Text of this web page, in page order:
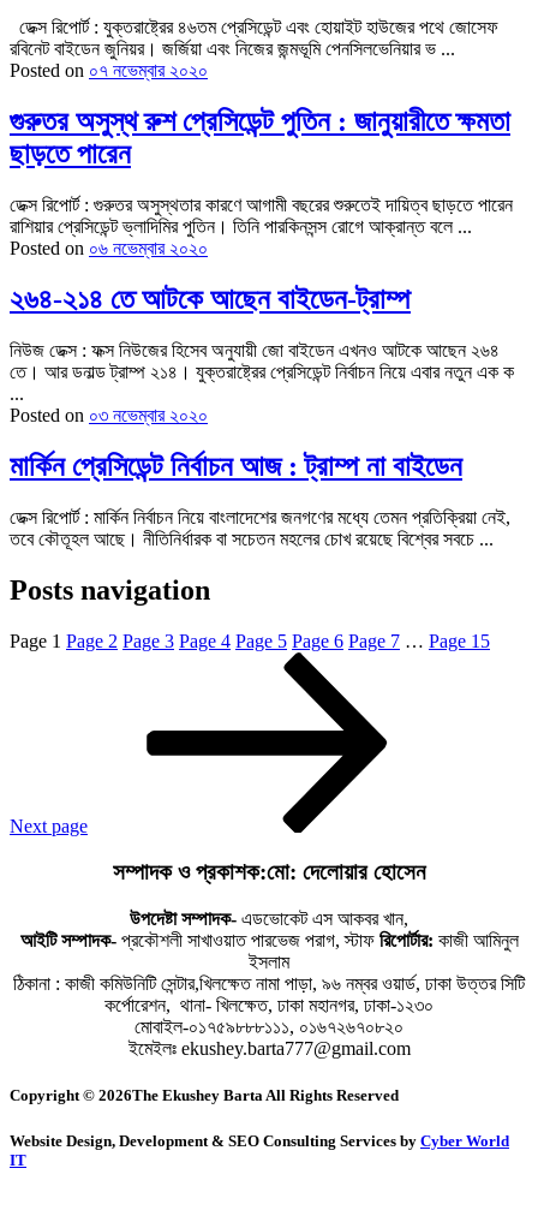
ডেক্স রিপোর্ট : যুক্তরাষ্ট্রের ৪৬তম প্রেসিডেন্ট এবং হোয়াইট হাউজের পথে জোসেফ
রবিনেট বাইডেন জুনিয়র। জর্জিয়া এবং নিজের জন্মভূমি পেনসিলভেনিয়ার ভ ...
Posted on ০৭ নভেম্বার ২০২০
গুরুতর অসুস্থ রুশ প্রেসিডেন্ট পুতিন : জানুয়ারীতে ক্ষমতা
ছাড়তে পারেন
ডেক্স রিপোর্ট : গুরুতর অসুস্থতার কারণে আগামী বছরের শুরুতেই দায়িত্ব ছাড়তে পারেন
রাশিয়ার প্রেসিডেন্ট ভ্লাদিমির পুতিন। তিনি পারকিনসন্স রোগে আক্রান্ত বলে ...
Posted on ০৬ নভেম্বার ২০২০
২৬৪-২১৪ তে আটকে আছেন বাইডেন-ট্রাম্প
নিউজ ডেক্স : ফক্স নিউজের হিসেব অনুযায়ী জো বাইডেন এখনও আটকে আছেন ২৬৪
তে। আর ডনাল্ড ট্রাম্প ২১৪। যুক্তরাষ্ট্রের প্রেসিডেন্ট নির্বাচন নিয়ে এবার নতুন এক ক
...
Posted on ০৩ নভেম্বার ২০২০
মার্কিন প্রেসিডেন্ট নির্বাচন আজ : ট্রাম্প না বাইডেন
ডেক্স রিপোর্ট : মার্কিন নির্বাচন নিয়ে বাংলাদেশের জনগণের মধ্যে তেমন প্রতিক্রিয়া নেই,
তবে কৌতূহল আছে। নীতিনির্ধারক বা সচেতন মহলের চোখ রয়েছে বিশ্বের সবচে ...
Posts navigation
Page 1 Page 2 Page 3 Page 4 Page 5 Page 6 Page 7 … Page 15
Next page
সম্পাদক ও প্রকাশক:মো: দেলোয়ার হোসেন
উপদেষ্টা সম্পাদক- এডভোকেট এস আকবর খান,
আইটি সম্পাদক-প্রকৌশলী সাখাওয়াত পারভেজ পরাগ, স্টাফ রিপোর্টার: কাজী আমিনুল
ইসলাম
ঠিকানা : কাজী কমিউনিটি সেন্টার,খিলক্ষেত নামা পাড়া, ৯৬ নম্বর ওয়ার্ড, ঢাকা উত্তর সিটি
কর্পোরেশন, থানা- খিলক্ষেত, ঢাকা মহানগর, ঢাকা-১২৩০
মোবাইল-০১৭৫৯৮৮৮১১১, ০১৬৭২৬৭০৮২০
ইমেইলঃ ekushey.barta777@gmail.com
Copyright © 2026The Ekushey Barta All Rights Reserved
Website Design, Development & SEO Consulting Services by Cyber World
IT